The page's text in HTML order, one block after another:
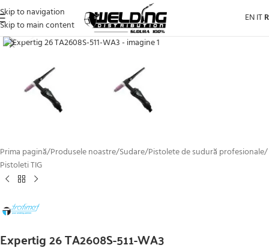
Skip to navigation
Skip to main content
ENIT
Click to enlarge
Prima pagină/Produsele noastre/Sudare/Pistolete de sudură profesionale/
Pistoleti TIG
Expertig 26 TA2608S-511-WA3